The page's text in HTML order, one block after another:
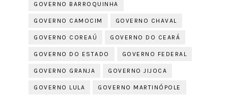
GOVERNO BARROQUINHA
GOVERNO CAMOCIM GOVERNO CHAVAL
GOVERNO COREAÚ GOVERNO DO CEARÁ
GOVERNO DO ESTADO GOVERNO FEDERAL
GOVERNO GRANJA GOVERNO JIJOCA
GOVERNO LULA GOVERNO MARTINÓPOLE